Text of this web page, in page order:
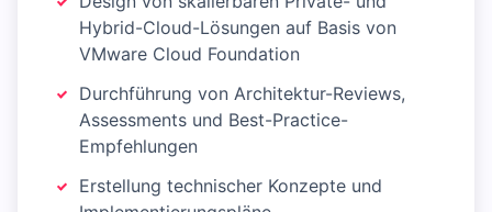
Hybrid-Cloud-Lösungen auf Basis von
VMware Cloud Foundation
Durchführung von Architektur-Reviews,
Assessments und Best-Practice-
Empfehlungen
Erstellung technischer Konzepte und